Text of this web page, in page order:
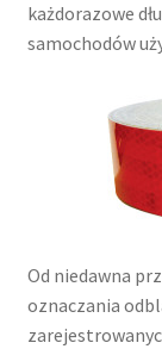
każdorazowe
samochodów
Od niedawna
oznaczania